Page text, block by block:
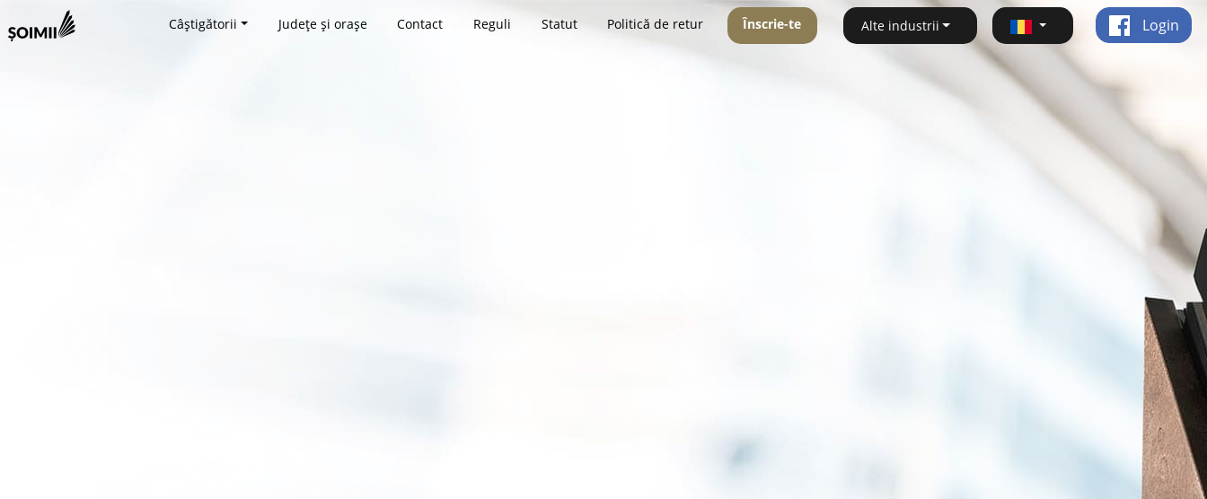
Câștigătorii Județe și orașe Contact Reguli Statut Politică de retur Înscrie-te Alte industrii Login